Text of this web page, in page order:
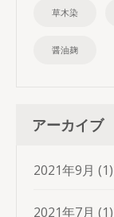
草木染
醤油麹
アーカイブ
2021年9月 (1)
2021年7月 (1)